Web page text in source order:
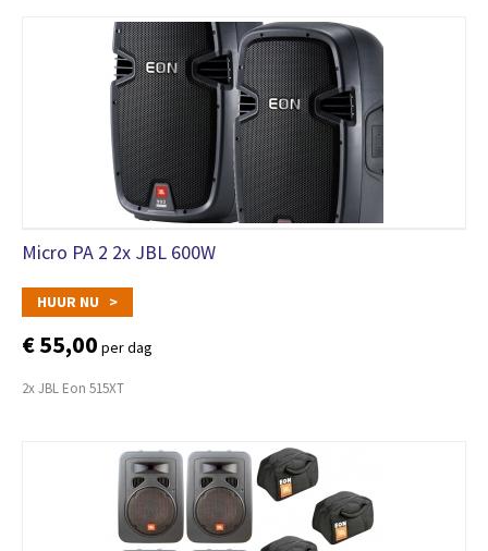
Micro PA 2 2x JBL 600W
HUUR NU >
€ 55,00 per dag
2x JBL Eon 515XT